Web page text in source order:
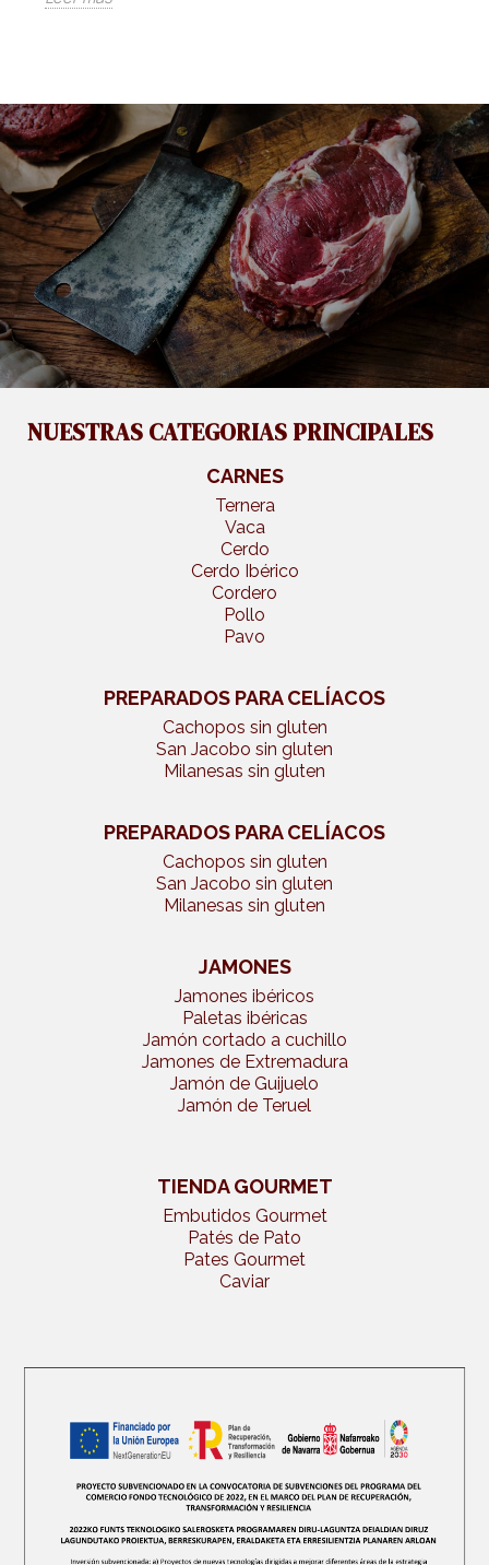
NUESTRAS CATEGORIAS PRINCIPALES
CARNES
Ternera
Vaca
Cerdo
Cerdo Ibérico
Cordero
Pollo
Pavo
PREPARADOS PARA CELÍACOS
Cachopos sin gluten
San Jacobo sin gluten
Milanesas sin gluten
PREPARADOS PARA CELÍACOS
Cachopos sin gluten
San Jacobo sin gluten
Milanesas sin gluten
JAMONES
Jamones ibéricos
Paletas ibéricas
Jamón cortado a cuchillo
Jamones de Extremadura
Jamón de Guijuelo
Jamón de Teruel
TIENDA GOURMET
Embutidos Gourmet
Patés de Pato
Pates Gourmet
Caviar